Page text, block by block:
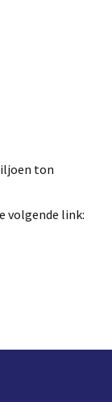
ton
volgende link: